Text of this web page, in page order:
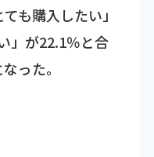
も購入したい」
」が22.1％と合
った。